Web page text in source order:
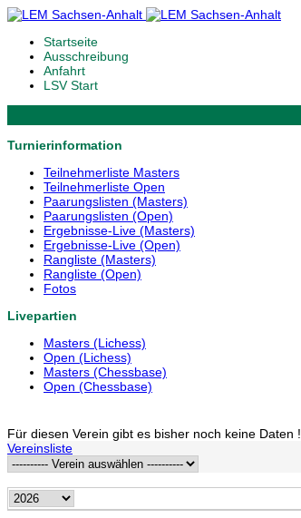
Startseite
Ausschreibung
Anfahrt
LSV Start
Turnierinformation
Teilnehmerliste Masters
Teilnehmerliste Open
Paarungslisten (Masters)
Paarungslisten (Open)
Ergebnisse-Live (Masters)
Ergebnisse-Live (Open)
Rangliste (Masters)
Rangliste (Open)
Fotos
Livepartien
Masters (Lichess)
Open (Lichess)
Masters (Chessbase)
Open (Chessbase)
Für diesen Verein gibt es bisher noch keine Daten !
Vereinsliste